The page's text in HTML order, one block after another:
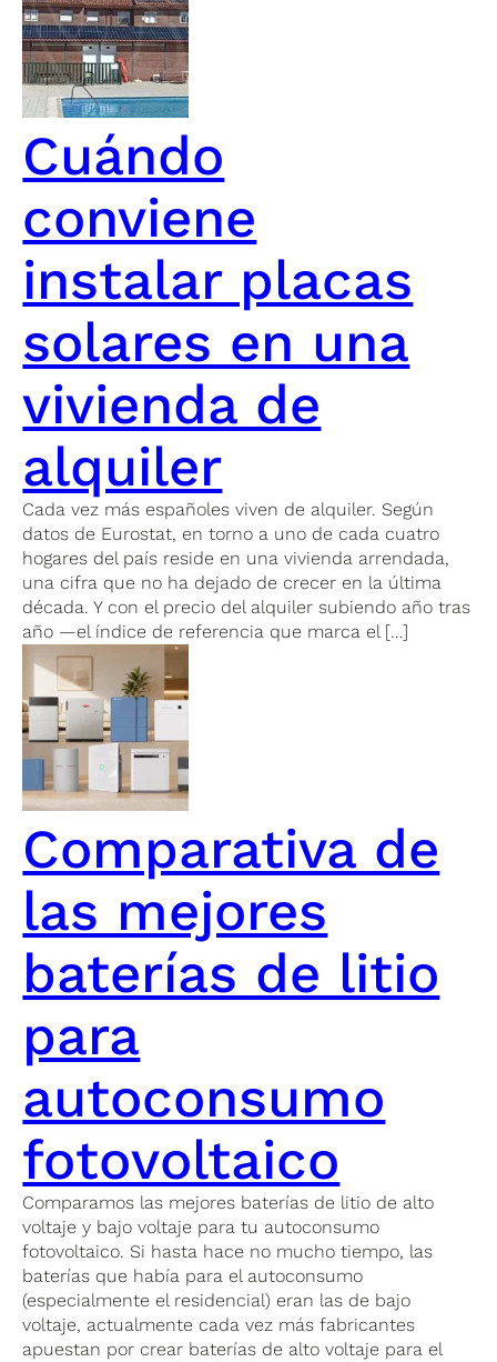
Cuándo
conviene
instalar placas
solares en una
vivienda de
alquiler
Cada vez más españoles viven de alquiler. Según
datos de Eurostat, en torno a uno de cada cuatro
hogares del país reside en una vivienda arrendada,
una cifra que no ha dejado de crecer en la última
década. Y con el precio del alquiler subiendo año tras
año —el índice de referencia que marca el […]
Comparativa de
las mejores
baterías de litio
para
autoconsumo
fotovoltaico
Comparamos las mejores baterías de litio de alto
voltaje y bajo voltaje para tu autoconsumo
fotovoltaico. Si hasta hace no mucho tiempo, las
baterías que había para el autoconsumo
(especialmente el residencial) eran las de bajo
voltaje, actualmente cada vez más fabricantes
apuestan por crear baterías de alto voltaje para el